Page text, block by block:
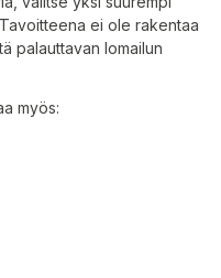
ei ole rakentaa
palauttavan lomailun
myös: